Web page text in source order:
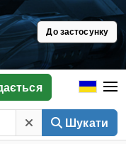
До застосунку
Шукати